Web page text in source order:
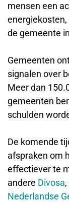
mensen een
de gemeente
Gemeenten
signalen over
Meer dan
gemeenten
schulden
De komende
afspraken om
effectiever te
andere Divosa,
Nederlandse